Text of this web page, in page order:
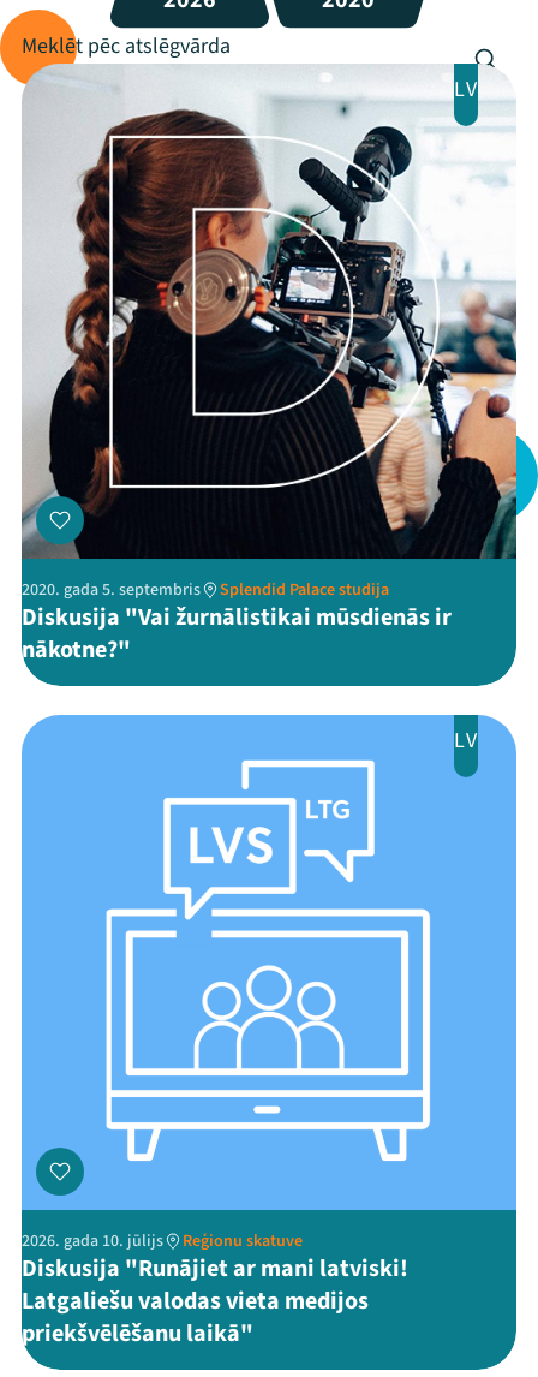
Festivāls
Viņi bija LAMPĀ 2026
Jaunumi
Ziedo
Veikals
Kontakti
ThreadsFacebookYoutube
X Instagram
Flick
LV
2020. gada 5. septembris Splendid Palace studija
Diskusija "Vai žurnālistikai mūsdienās ir
nākotne?"
LV
2026. gada 10. jūlijs Reģionu skatuve
Diskusija "Runājiet ar mani latviski!
Latgaliešu valodas vieta medijos
priekšvēlēšanu laikā"